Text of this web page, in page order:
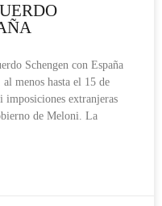
Schengen con España
menos hasta el 15 de
imposiciones extranjeras
de Meloni. La